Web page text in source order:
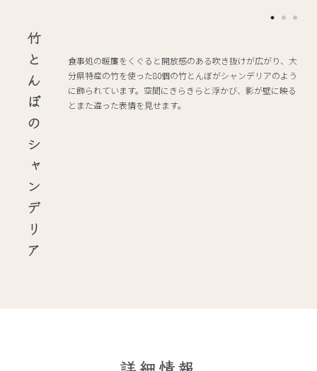
竹とんぼのシャンデリア
食事処の暖簾をくぐると開放感のある吹き抜けが広がり、大
分県特産の竹を使った80個の竹とんぼがシャンデリアのよう
に飾られています。空間にきらきらと浮かび、影が壁に映る
とまた違った表情を見せます。